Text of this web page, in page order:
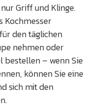
Griff und Klinge.
Kochmesser
den täglichen
nehmen oder
bestellen – wenn Sie
können Sie eine
sich mit den